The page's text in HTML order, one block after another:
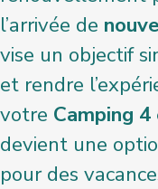
l’arrivée de
vise un objectif
et rendre
votre Camping
devient une
pour des